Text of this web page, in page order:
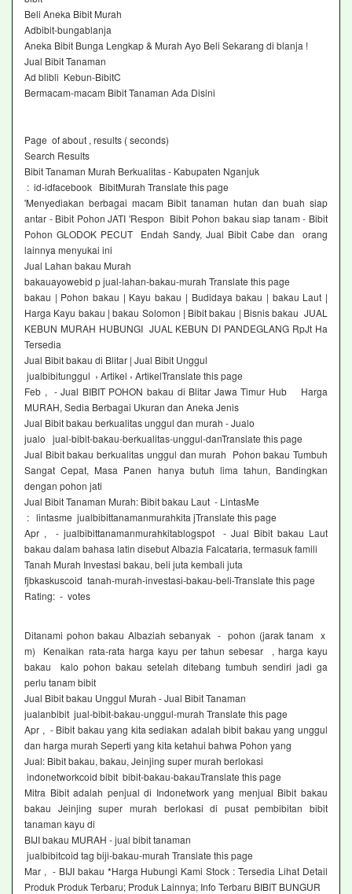
Beli Aneka Bibit Murah‎
Adbibit-bungablanja ‎
Aneka Bibit Bunga Lengkap & Murah Ayo Beli Sekarang di blanja !
Jual Bibit Tanaman‎
Ad blibli Kebun-BibitC‎
Bermacam-macam Bibit Tanaman Ada Disini
Page of about , results ( seconds)
Search Results
Bibit Tanaman Murah Berkualitas - Kabupaten Nganjuk
: id-idfacebook BibitMurah Translate this page
'Menyediakan berbagai macam Bibit tanaman hutan dan buah siap
antar - Bibit Pohon JATI 'Respon Bibit Pohon bakau siap tanam - Bibit
Pohon GLODOK PECUT Endah Sandy, Jual Bibit Cabe dan orang
lainnya menyukai ini
Jual Lahan bakau Murah
bakauayowebid p jual-lahan-bakau-murah Translate this page
bakau | Pohon bakau | Kayu bakau | Budidaya bakau | bakau Laut |
Harga Kayu bakau | bakau Solomon | Bibit bakau | Bisnis bakau JUAL
KEBUN MURAH HUBUNGI JUAL KEBUN DI PANDEGLANG RpJt Ha
Tersedia
Jual Bibit bakau di Blitar | Jual Bibit Unggul
jualbibitunggul › Artikel › ArtikelTranslate this page
Feb , - Jual BIBIT POHON bakau di Blitar Jawa Timur Hub Harga
MURAH, Sedia Berbagai Ukuran dan Aneka Jenis
Jual Bibit bakau berkualitas unggul dan murah - Jualo
jualo jual-bibit-bakau-berkualitas-unggul-danTranslate this page
Jual Bibit bakau berkualitas unggul dan murah Pohon bakau Tumbuh
Sangat Cepat, Masa Panen hanya butuh lima tahun, Bandingkan
dengan pohon jati
Jual Bibit Tanaman Murah: Bibit bakau Laut - LintasMe
: lintasme jualbibittanamanmurahkita jTranslate this page
Apr , - jualbibittanamanmurahkitablogspot - Jual Bibit bakau Laut
bakau dalam bahasa latin disebut Albazia Falcataria, termasuk famili
Tanah Murah Investasi bakau, beli juta kembali juta
fjbkaskuscoid tanah-murah-investasi-bakau-beli-Translate this page
Rating: - ‎ votes
Ditanami pohon bakau Albaziah sebanyak - pohon (jarak tanam x
m) Kenaikan rata-rata harga kayu per tahun sebesar , harga kayu
bakau kalo pohon bakau setelah ditebang tumbuh sendiri jadi ga
perlu tanam bibit
Jual Bibit bakau Unggul Murah - Jual Bibit Tanaman
jualanbibit jual-bibit-bakau-unggul-murah Translate this page
Apr , - Bibit bakau yang kita sediakan adalah bibit bakau yang unggul
dan harga murah Seperti yang kita ketahui bahwa Pohon yang
Jual: Bibit bakau, bakau, Jeinjing super murah berlokasi
indonetworkcoid bibit bibit-bakau-bakauTranslate this page
Mitra Bibit adalah penjual di Indonetwork yang menjual Bibit bakau
bakau Jeinjing super murah berlokasi di pusat pembibitan bibit
tanaman kayu di
BIJI bakau MURAH - jual bibit tanaman
jualbibitcoid tag biji-bakau-murah Translate this page
Mar , - BIJI bakau *Harga Hubungi Kami Stock : Tersedia Lihat Detail
Produk Produk Terbaru; Produk Lainnya; Info Terbaru BIBIT BUNGUR